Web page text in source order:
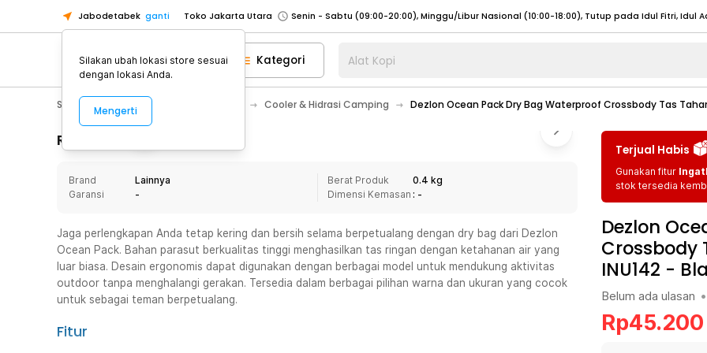
Jabodetabek ganti Toko Jakarta Utara
Toko Tangerang
Toko Cikupa
Pick n Go Jakarta Barat
Senin - Jumat (07:00 - 20:00), Sabtu - Minggu (08:00 - 20:00), Tutup pada Idul Fitri
Pick n Go Bekasi
Senin - Jumat (08:00 - 20:00), Sabtu - Minggu/ Libur Nasional (08:00 - 17:00) Selengkapnya
Senin - Jumat (08:00 - 20:00), Sabtu - Minggu/ Libur Nasional (08:00 - 17:00) Selengkapnya
Senin - Sabtu (09:00-20:00), Minggu/Libur Nasional (12:00-20:00), Tutup pada Idul Fitri
Senin - Sabtu (09:00-20:00), Minggu/Libur Nasional (12:00-20:00), Tutup pada Idul Fitri
Toko Tangerang
Toko Cikupa
Pick n Go Jakarta Barat
Senin - Jumat (07:00 - 20:00), Sabtu - Minggu (08:00 - 20:00), Tutup pada Idul Fitri
Pick n Go Bekasi
Senin - Jumat (08:00 - 20:00), Sabtu - Minggu/ Libur Nasional (08:00 - 17:00) Selengkapnya
Senin - Jumat (08:00 - 20:00), Sabtu - Minggu/ Libur Nasional (08:00 - 17:00) Selengkapnya
Kategori Alat Kopi
Sport & Outdoor Cooler & Hidrasi Camping Dezlon Ocean Pack Dry Bag Waterproof Crossbody Tas
Rincian Produk
Brand
Lainnya
Garansi
-
Berat Produk
0.4 kg
Dimensi Kemasan : -
Jaga perlengkapan Anda tetap kering dan bersih selama berpetualang dengan dry bag dari Dezlon
Ocean Pack. Bahan parasut berkualitas tinggi menghasilkan tas ringan dengan ketahanan air yang
luar biasa. Desain ergonomis dapat digunakan dengan berbagai model untuk mendukung aktivitas
outdoor tanpa menghalangi gerakan. Tersedia dalam berbagai pilihan warna dan ukuran yang cocok
untuk sebagai teman berpetualang.
Fitur
Terjual Habis
Gunakan fitur
stok tersedia
Dezlon
Crossbody
INU142 -
Belum ada ulasan •
Rp45.200
Silakan ubah lokasi store sesuai
dengan lokasi Anda.
Mengerti